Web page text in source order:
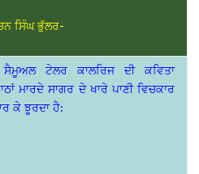
ਸਿੰਘ ਭੁੱਲਰ-
ਟੇਲਰ ਕਾਲਰਿਜ ਦੀ ਕਵਿਤਾ
ਮਾਰਦੇ ਸਾਗਰ ਦੇ ਖਾਰੇ ਪਾਣੀ ਵਿਚਕਾਰ
ਕੇ ਝੂਰਦਾ ਹੈ: